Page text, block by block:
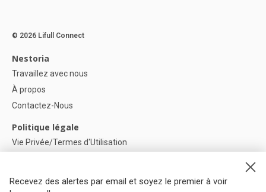
Recevez des alertes par email et soyez le premier à voir
© 2026 Lifull Connect
Nestoria
Travaillez avec nous
À propos
Contactez-Nous
Politique légale
Vie Privée/Termes d'Utilisation